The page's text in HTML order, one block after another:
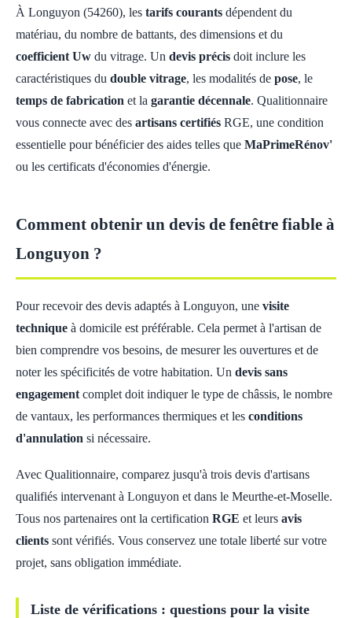
À Longuyon (54260), les tarifs courants dépendent du
matériau, du nombre de battants, des dimensions et du
coefficient Uw du vitrage. Un devis précis doit inclure les
caractéristiques du double vitrage, les modalités de pose, le
temps de fabrication et la garantie décennale. Qualitionnaire
vous connecte avec des artisans certifiés RGE, une condition
essentielle pour bénéficier des aides telles que MaPrimeRénov'
ou les certificats d'économies d'énergie.
Comment obtenir un devis de fenêtre fiable à
Longuyon ?
Pour recevoir des devis adaptés à Longuyon, une visite
technique à domicile est préférable. Cela permet à l'artisan de
bien comprendre vos besoins, de mesurer les ouvertures et de
noter les spécificités de votre habitation. Un devis sans
engagement complet doit indiquer le type de châssis, le nombre
de vantaux, les performances thermiques et les conditions
d'annulation si nécessaire.
Avec Qualitionnaire, comparez jusqu'à trois devis d'artisans
qualifiés intervenant à Longuyon et dans le Meurthe-et-Moselle.
Tous nos partenaires ont la certification RGE et leurs avis
clients sont vérifiés. Vous conservez une totale liberté sur votre
projet, sans obligation immédiate.
Liste de vérifications : questions pour la visite